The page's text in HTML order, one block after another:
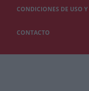
CONDICIONES DE USO
CONTACTO